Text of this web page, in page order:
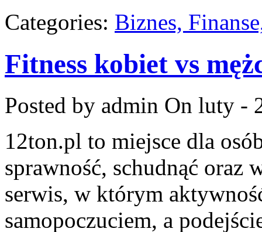
Categories: Biznes,
Fitness kobiet vs
Posted by admin On luty -
12ton.pl to miejsce dla
sprawność, schudnąć oraz
serwis, w którym
samopoczuciem, a